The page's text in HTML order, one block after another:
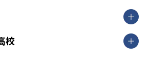
長野県
どもの受験を成功させる方法
校